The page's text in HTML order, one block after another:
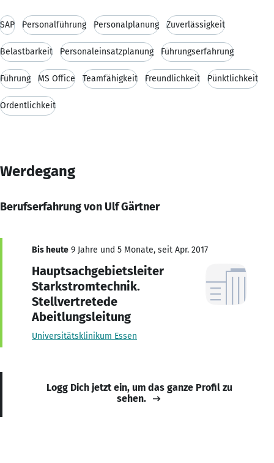
SAP Personalführung Personalplanung Zuverlässigkeit
Belastbarkeit Personaleinsatzplanung Führungserfahrung
Führung MS Office Teamfähigkeit Freundlichkeit Pünktlichkeit
Ordentlichkeit
Werdegang
Berufserfahrung von Ulf Gärtner
Bis heute 9 Jahre und 5 Monate, seit Apr. 2017
Hauptsachgebietsleiter
Starkstromtechnik.
Stellvertretede
Abeitlungsleitung
Universitätsklinikum Essen
Logg Dich jetzt ein, um das ganze Profil zu
sehen.